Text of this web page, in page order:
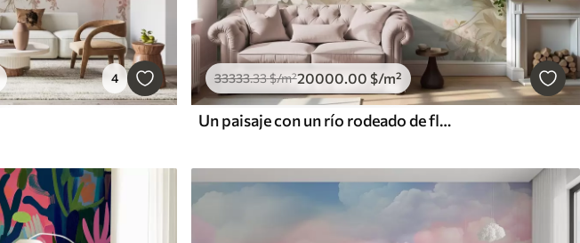
4 33333.33$/m²20000.00 $/m²
Un paisaje con un río rodeado de flores y plantas, colores suaves, cielo rosado, estilo con textura de acuarela